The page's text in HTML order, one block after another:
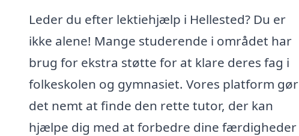
Leder du efter lektiehjælp i Hellested? Du er
ikke alene! Mange studerende i området har
brug for ekstra støtte for at klare deres fag i
folkeskolen og gymnasiet. Vores platform gør
det nemt at finde den rette tutor, der kan
hjælpe dig med at forbedre dine færdigheder